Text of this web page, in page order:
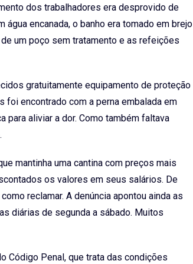
dos trabalhadores era desprovido de
encanada, o banho era tomado em brejo
um poço sem tratamento e as refeições
gratuitamente equipamento de proteção
foi encontrado com a perna embalada em
aliviar a dor. Como também faltava
mantinha uma cantina com preços mais
os valores em seus salários. De
reclamar. A denúncia apontou ainda as
diárias de segunda a sábado. Muitos
Código Penal, que trata das condições